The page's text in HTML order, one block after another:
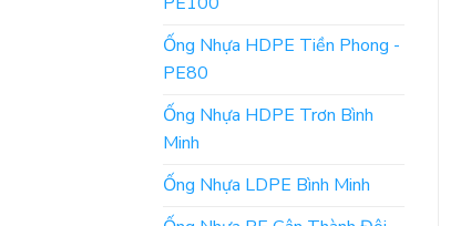
Ống Nhựa HDPE Tiền Phong -
PE80
Ống Nhựa HDPE Trơn Bình
Minh
Ống Nhựa LDPE Bình Minh